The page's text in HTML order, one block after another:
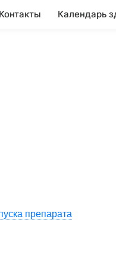
Контакты Календарь
препарата